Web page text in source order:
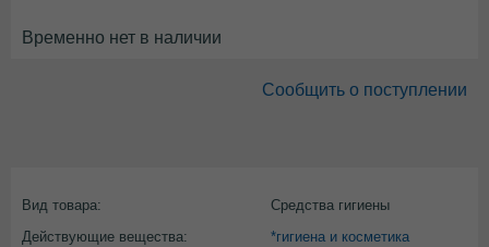
Временно нет в наличии
Сообщить о поступлении
Вид товара:
Средства гигиены
Действующие вещества:
*гигиена и косметика